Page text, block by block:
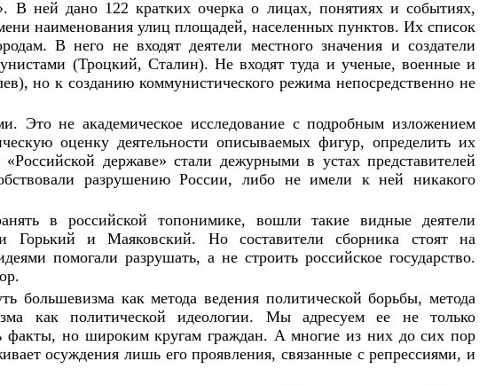
В ней дано 122 кратких очерка о лицах, понятиях и событиях,
наименования улиц площадей, населенных пунктов. Их список
В него не входят деятели местного значения и создатели
(Троцкий, Сталин). Не входят туда и ученые, военные и
но к созданию коммунистического режима непосредственно не
Это не академическое исследование с подробным изложением
оценку деятельности описываемых фигур, определить их
державе» стали дежурными в устах представителей
разрушению России, либо не имели к ней никакого
в российской топонимике, вошли такие видные деятели
Горький и Маяковский. Но составители сборника стоят на
помогали разрушать, а не строить российское государство.
большевизма как метода ведения политической борьбы, метода
как политической идеологии. Мы адресуем ее не только
но широким кругам граждан. А многие из них до сих пор
осуждения лишь его проявления, связанные с репрессиями, и